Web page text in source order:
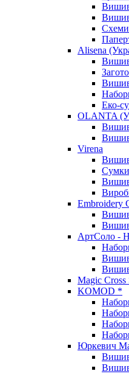
Схеми
Alisena
Еко-
OLANTA
Virena
Сумки
Embroidery
АртСоло -
Magic Cross
KOMOD *
Юркевич